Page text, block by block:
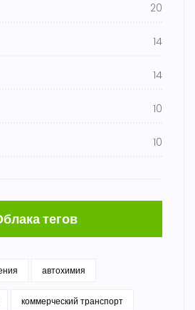
20
14
14
10
10
тегов
автохимия
коммерческий транспорт